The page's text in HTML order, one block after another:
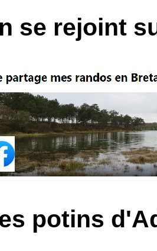
se rejoint
potins